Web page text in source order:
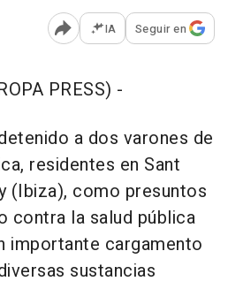
Abrir opciones para
IA Seguir en
PRESS) -
a dos varones de
residentes en Sant
(Ibiza), como presuntos
contra la salud pública
importante cargamento
sustancias